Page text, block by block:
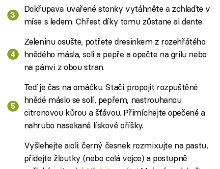
Dokřupava uvařené stonky vytáhněte a zchlaďte v
míse s ledem. Chřest díky tomu zůstane al dente.
Zeleninu osušte, potřete dresinkem z rozehřátého
hnědého másla, soli a pepře a opečte na grilu nebo
na pánvi z obou stran.
Teď je čas na omáčku. Stačí propojit rozpuštěné
hnědé máslo se solí, pepřem, nastrouhanou
citronovou kůrou a šťávou. Přimíchejte opečené a
nahrubo nasekané lískové oříšky.
Vyšlehejte aioli: černý česnek rozmixujte na pastu,
přidejte žloutky (nebo celá vejce) a postupně